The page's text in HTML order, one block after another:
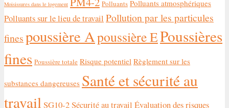
Moisissures dans le logement Polluants Polluants atmosphériques
Polluants sur le lieu de travail Pollution par les particules
finespoussière Apoussière EPoussières
fines Poussière totale Risque potentiel Règlement sur les
substances dangereuses Santé et sécurité au
travailSG10-2Sécurité au travail Évaluation des risques